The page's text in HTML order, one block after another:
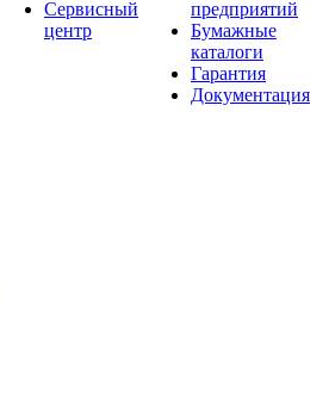
Сервисный
центр
предприятий
Бумажные
каталоги
Гарантия
Документация